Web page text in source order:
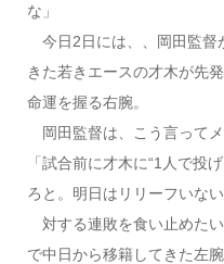
な」
今日2日には、、岡田監督
きた若きエースの才木が先
命運を握る右腕。
岡田監督は、こう言ってメ
「試合前に才木に“1人で投
ろと。明日はリリーフいな
対する連敗を食い止めた
で中日から移籍してきた左